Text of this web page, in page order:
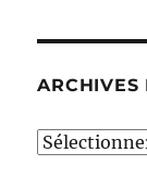
ARCHIVES
Archives